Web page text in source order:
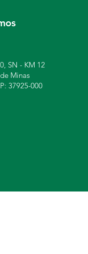
SN - KM 12
Minas
37925-000